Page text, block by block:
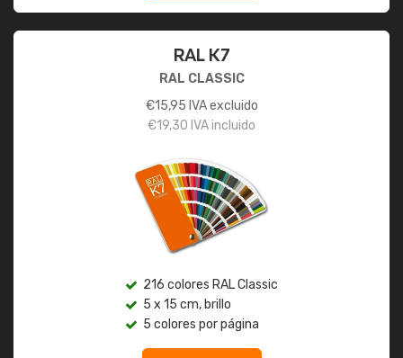
RAL K7
RAL CLASSIC
€15,95 IVA excluido
€19,30 IVA incluido
216 colores RAL Classic
5 x 15 cm, brillo
5 colores por página